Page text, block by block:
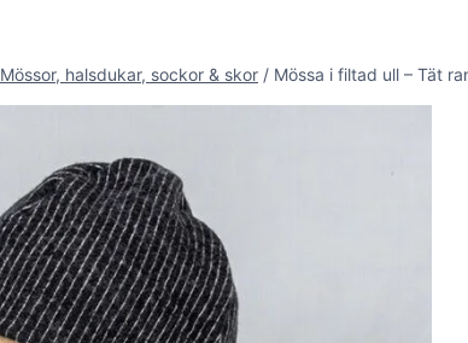
Mössor, halsdukar, sockor & skor / Mössa i filtad ull – Tät